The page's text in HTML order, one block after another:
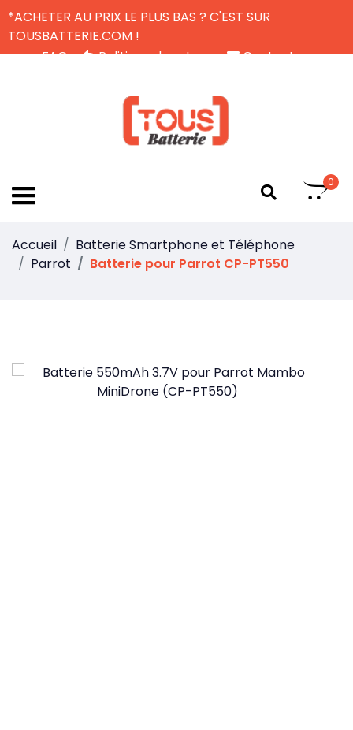
*ACHETER AU PRIX LE PLUS BAS ? C'EST SUR
TOUSBATTERIE.COM !
FAQ
Politique de retour
Contactez-nous
0
Accueil
Batterie Smartphone et Téléphone
Parrot
Batterie pour Parrot CP-PT550